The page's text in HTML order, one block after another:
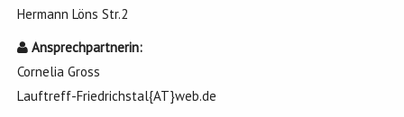
Hermann Löns Str.2
Ansprechpartnerin:
Cornelia Gross
Lauftreff-Friedrichstal{AT}web.de